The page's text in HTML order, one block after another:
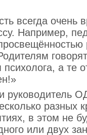
всегда очень
Например,
психолога, а те
руководитель
разных
в этом не
или двух